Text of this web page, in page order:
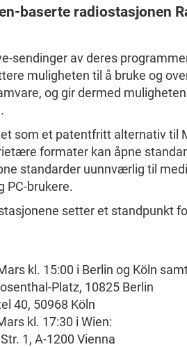
baserte radiostasjonen
sendinger av deres
muligheten til å bruke og
og gir dermed
som et patentfritt alternativ til
formater kan åpne
standarder uunnværlig til
PC-brukere.
setter et standpunkt
kl. 15:00 i Berlin og Köln
Platz, 10825 Berlin
40, 50968 Köln
kl. 17:30 i Wien:
1, A-1200 Vienna